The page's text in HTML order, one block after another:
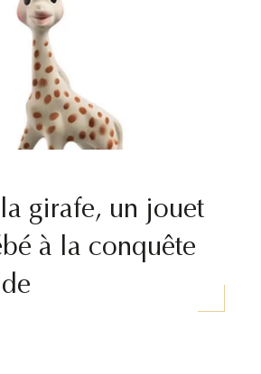
girafe, un jouet
à la conquête